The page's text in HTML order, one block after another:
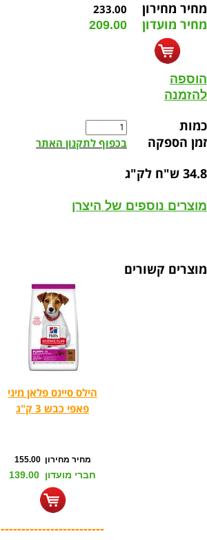
מחיר מחירון 233.00
מחיר מועדון 209.00
הוספה
להזמנה
כמות
זמן הספקה
בכפוף לתקנון האתר
34.8 ש"ח לק"ג
מוצרים נוספים של היצרן
מוצרים קשורים
הילס סיינס פלאן מיני
פאפי כבש 3 ק"ג
מחיר מחירון 155.00
חברי מועדון 139.00
-------------------------